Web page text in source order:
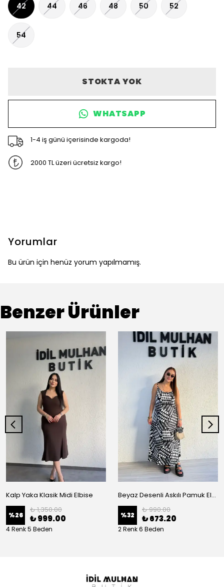
42 44 46 48 50 52
54
STOKTA YOK
WHATSAPP
1-4 iş günü içerisinde kargoda!
2000 TL üzeri ücretsiz kargo!
Yorumlar
Bu ürün için henüz yorum yapılmamış.
Benzer Ürünler
Kalp Yaka Klasik Midi Elbise
%26
₺ 1,350.00
₺ 999.00
4 Renk 5 Beden
Beyaz Desenli Askılı Pamuk Elbise
%32
₺ 990.00
₺ 673.20
2 Renk 6 Beden